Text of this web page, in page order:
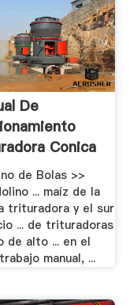
De
Conica
de Bolas >>
... maíz de la
trituradora y el sur
... de trituradoras
de alto ... en el
manual, ...